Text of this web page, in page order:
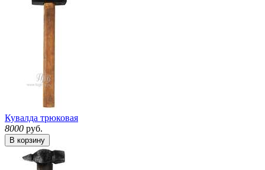
Кувалда трюковая
8000 руб.
В корзину